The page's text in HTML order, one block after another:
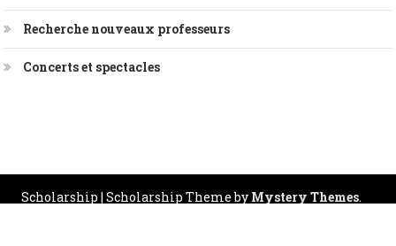
Recherche nouveaux professeurs
Concerts et spectacles
Scholarship |Scholarship Theme by Mystery Themes.